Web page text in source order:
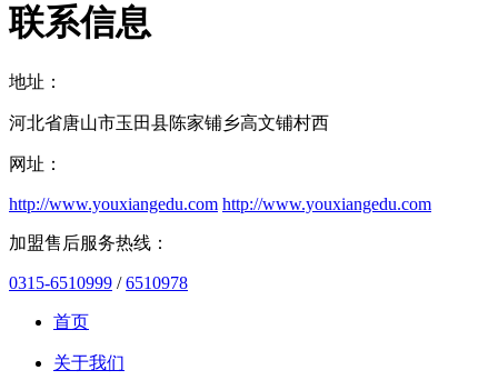
联系信息
地址：
河北省唐山市玉田县陈家铺乡高文铺村西
网址：
http://www.youxiangedu.com http://www.youxiangedu.com
加盟售后服务热线：
0315-6510999 /6510978
首页
关于我们